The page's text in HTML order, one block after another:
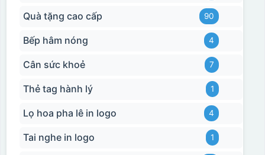
Quà tặng cao cấp 90
Bếp hâm nóng 4
Cân sức khoẻ 7
Thẻ tag hành lý 1
Lọ hoa pha lê in logo 4
Tai nghe in logo 1